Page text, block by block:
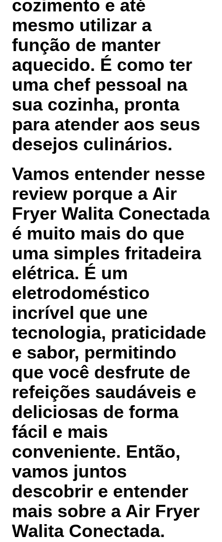
cozimento e até
mesmo utilizar a
função de manter
aquecido. É como ter
uma chef pessoal na
sua cozinha, pronta
para atender aos seus
desejos culinários.
Vamos entender nesse
review porque a Air
Fryer Walita Conectada
é muito mais do que
uma simples fritadeira
elétrica. É um
eletrodoméstico
incrível que une
tecnologia, praticidade
e sabor, permitindo
que você desfrute de
refeições saudáveis e
deliciosas de forma
fácil e mais
conveniente. Então,
vamos juntos
descobrir e entender
mais sobre a Air Fryer
Walita Conectada.